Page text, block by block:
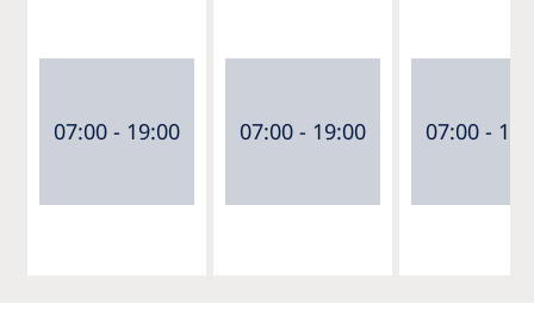
07:00 - 19:00 07:00 - 19:00 07:00 -